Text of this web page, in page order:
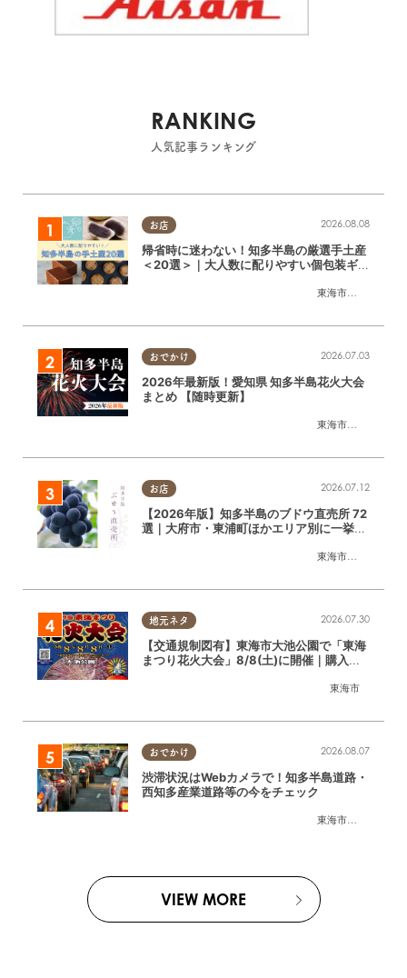
RANKING
人気記事ランキング
お店
東海市
,大府市
2026.08.08
帰省時に迷わない！知多半島の厳選手土産
＜20選＞｜大人数に配りやすい個包装ギフ
おでかけ
東海市
,大府市
2026.07.03
2026年最新版！愛知県 知多半島花火大会
まとめ 【随時更新】
お店
東海市
,大府市
2026.07.12
【2026年版】知多半島のブドウ直売所 72
選｜大府市・東浦町ほかエリア別に一挙紹
地元ネタ
東海市
2026.07.30
【交通規制図有】東海市大池公園で「東海
まつり花火大会」8/8(土)に開催｜購入方
おでかけ
東海市
,大府市
2026.08.07
渋滞状況はWebカメラで！知多半島道路・
西知多産業道路等の今をチェック
VIEW MORE